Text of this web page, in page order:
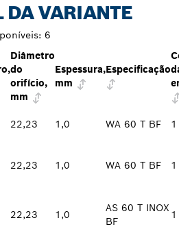
DA VARIANTE
6
Diâmetro
do
orifício,
mm
Espessura,
mm
Especificação
22,23 1,0 WA 60 T BF
22,23 1,0 WA 60 T BF
22,23 1,0
AS 60 T INOX
BF